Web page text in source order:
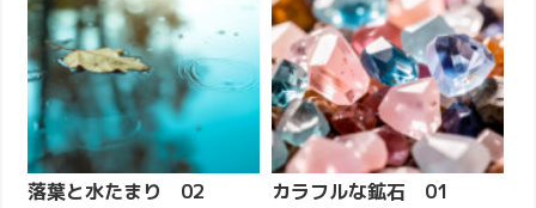
落葉と水たまり 02 カラフルな鉱石 01